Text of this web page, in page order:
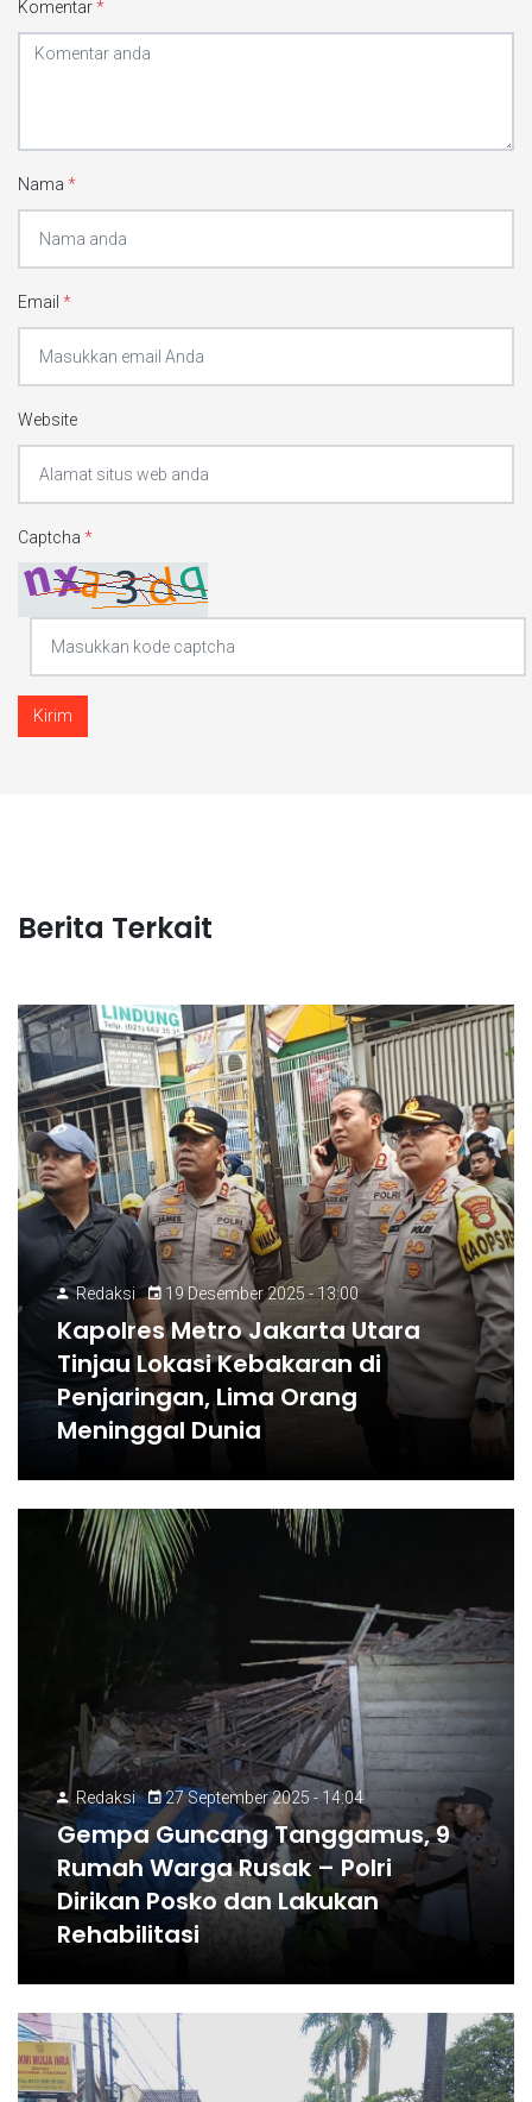
Komentar*
Nama *
Email *
Website
Captcha *
Kirim
Berita Terkait
Redaksi 19 Desember 2025 - 13:00
Kapolres Metro Jakarta Utara
Tinjau Lokasi Kebakaran di
Penjaringan, Lima Orang
Meninggal Dunia
Redaksi 27 September 2025 - 14:04
Gempa Guncang Tanggamus, 9
Rumah Warga Rusak – Polri
Dirikan Posko dan Lakukan
Rehabilitasi